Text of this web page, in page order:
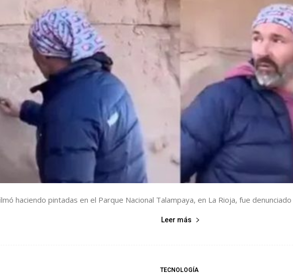
haciendo pintadas en el Parque Nacional Talampaya, en La Rioja, fue
Leer más
TECNOLOGÍA